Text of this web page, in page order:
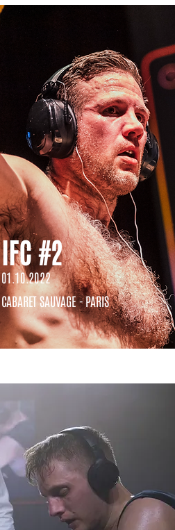
IFC #2
01.10.2022
CABARET SAUVAGE - PARIS